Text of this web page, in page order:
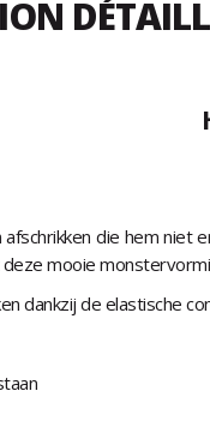
die hem niet
mooie
dankzij de elastische